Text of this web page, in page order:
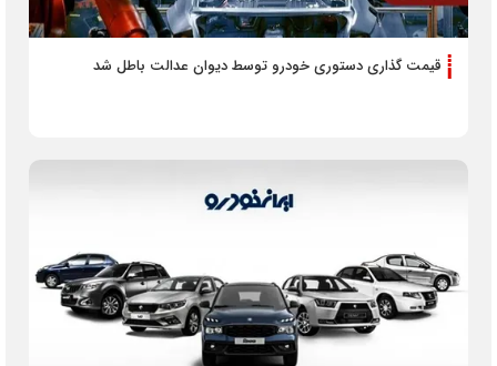
قیمت گذاری دستوری خودرو توسط دیوان عدالت باطل شد